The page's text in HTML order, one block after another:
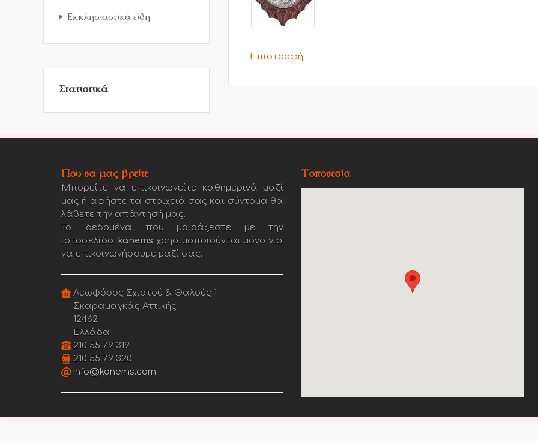
Εκκλησιαστικά είδη
Στατιστικά
Επιστροφή
Που θα μας βρείτε
Μπορείτε να επικοινωνείτε καθημερινά μαζί
μας ή αφήστε τα στοιχειά σας και σύντομα θα
λάβετε την απάντησή μας.
Τα δεδομένα που μοιράζεστε με την
ιστοσελίδα kanems χρησιμοποιούνται μόνο για
να επικοινωνήσουμε μαζί σας.
Λεωφόρος Σχιστού & Θαλούς 1
Σκαραμαγκάς Αττικής
12462
Ελλάδα
210 55 79 319
210 55 79 320
info@kanems.com
Τοποθεσία